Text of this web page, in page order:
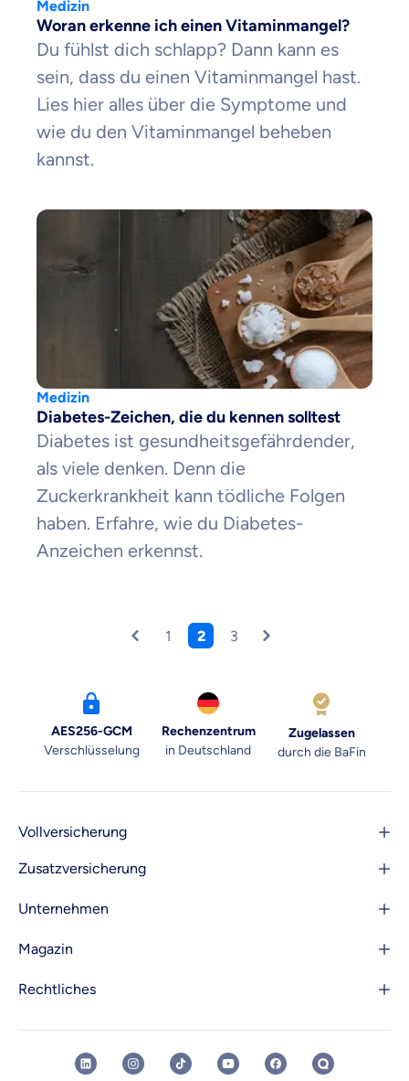
Medizin
Woran erkenne ich einen Vitaminmangel?
Du fühlst dich schlapp? Dann kann es
sein, dass du einen Vitaminmangel hast.
Lies hier alles über die Symptome und
wie du den Vitaminmangel beheben
kannst.
Medizin
Diabetes-Zeichen, die du kennen solltest
Diabetes ist gesundheitsgefährdender,
als viele denken. Denn die
Zuckerkrankheit kann tödliche Folgen
haben. Erfahre, wie du Diabetes-
Anzeichen erkennst.
1 2 3
AES256-GCM
Verschlüsselung
Rechenzentrum
in Deutschland
Zugelassen
durch die BaFin
Vollversicherung
Zusatzversicherung
Unternehmen
Magazin
Rechtliches